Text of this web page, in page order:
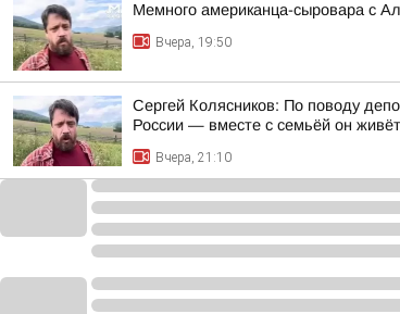
Мемного американца-сыровара с
Вчера, 19:50
Сергей Колясников: По поводу
России — вместе с семьёй он
Вчера, 21:10